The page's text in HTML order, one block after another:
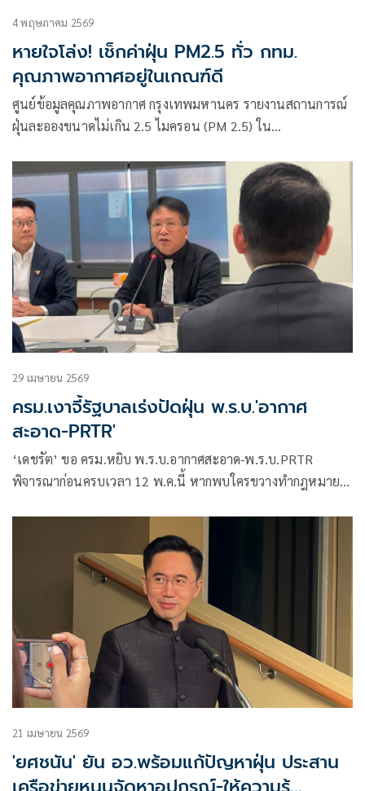
4 พฤษภาคม 2569
หายใจโล่ง! เช็กค่าฝุ่น PM2.5 ทั่ว กทม.
คุณภาพอากาศอยู่ในเกณฑ์ดี
ศูนย์ข้อมูลคุณภาพอากาศ กรุงเทพมหานคร รายงานสถานการณ์
ฝุ่นละอองขนาดไม่เกิน 2.5 ไมครอน (PM 2.5) ใน
29 เมษายน 2569
ครม.เงาจี้รัฐบาลเร่งปัดฝุ่น พ.ร.บ.'อากาศ
สะอาด-PRTR'
‘เดชรัต’ ขอ ครม.หยิบ พ.ร.บ.อากาศสะอาด-พ.ร.บ.PRTR
พิจารณาก่อนครบเวลา 12 พ.ค.นี้ หากพบใครขวางทำกฎหมาย
21 เมษายน 2569
'ยศชนัน' ยัน อว.พร้อมแก้ปัญหาฝุ่น ประสาน